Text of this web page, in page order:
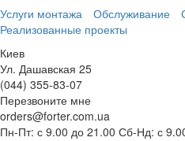
Услуги монтажа
Обслуживание
Реализованные проекты
Киев
Ул. Дашавская 25
(044) 355-83-07
Перезвоните мне
orders@forter.com.ua
Пн-Пт: с 9.00 до 21.00 Сб-Нд: с